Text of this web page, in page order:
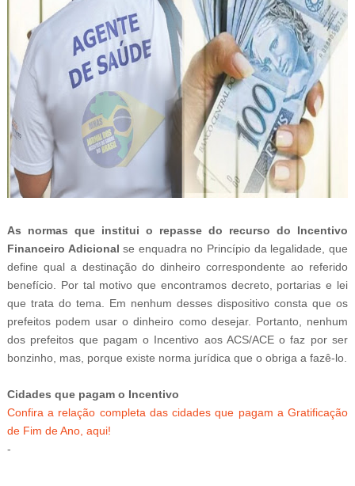
As normas que institui o repasse do recurso do Incentivo
Financeiro Adicional se enquadra no Princípio da legalidade, que
define qual a destinação do dinheiro correspondente ao referido
benefício. Por tal motivo que encontramos decreto, portarias e lei
que trata do tema. Em nenhum desses dispositivo consta que os
prefeitos podem usar o dinheiro como desejar. Portanto, nenhum
dos prefeitos que pagam o Incentivo aos ACS/ACE o faz por ser
bonzinho, mas, porque existe norma jurídica que o obriga a fazê-lo.
Cidades que pagam o Incentivo
Confira a relação completa das cidades que pagam a Gratificação
de Fim de Ano, aqui!
-